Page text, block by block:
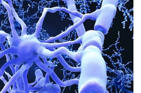
現場でもすぐに役立つ可能性
腸内の糖が病気の推進役である
研究者たちは治療の新たな標
ました 。医学部消化器健康研究
クス・ロドリゲス＝パラシオ
JP